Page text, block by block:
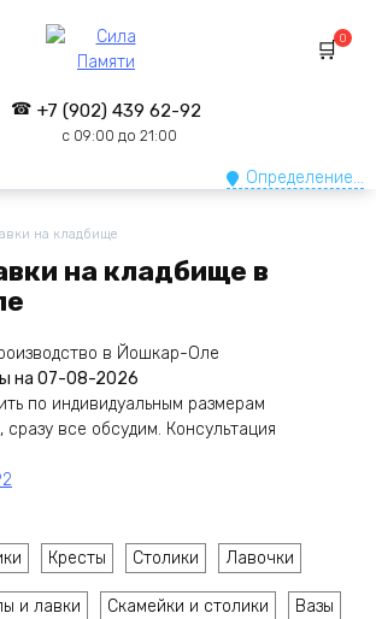
+7 (902) 439 62-92
с 09:00 до 21:00
Определение...
0
на кладбище
на кладбище в
в Йошкар-Оле
на 07-08-2026
по индивидуальным размерам
все обсудим. Консультация
Кресты Столики Лавочки
и лавки Скамейки и столики Вазы